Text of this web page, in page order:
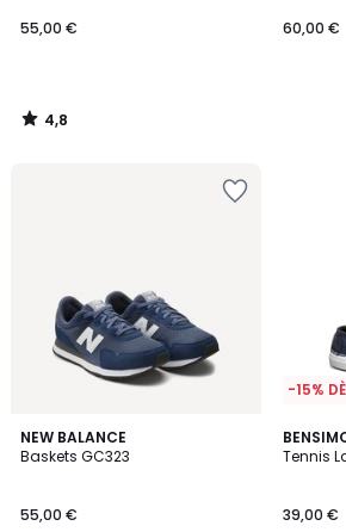
55,00 €
4,8
/
60,00 €
NEW BALANCE
Baskets GC323
55,00 €
5
/
2
Couleurs
-15%
Tennis
39,00 €
5
/